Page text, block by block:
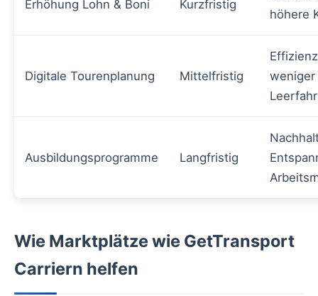
Erhöhung Lohn & Boni Kurzfristig
höhere
Digitale Tourenplanung Mittelfristig
weniger
Ausbildungsprogramme Langfristig
Wie Marktplätze wie GetTransport
Carriern helfen